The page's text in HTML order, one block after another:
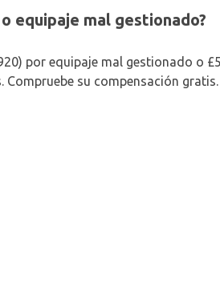
equipaje mal gestionado?
por equipaje mal gestionado o
Compruebe su compensación gratis.